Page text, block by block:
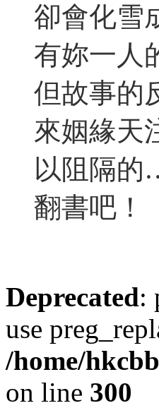
卻會化雪
有妳一人
但故事的
來姻緣天
以阻隔的
翻書吧！
Deprecated:
use
/home/
on line 300